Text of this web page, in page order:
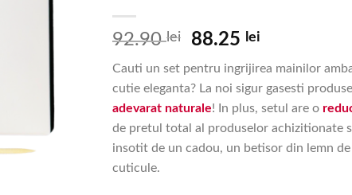
92.90lei
Prețul
a
fost:
92.90 lei.
88.25 lei
este:
88.25 lei.
Cauti un set pentru ingrijirea mainilor
cutie eleganta? La noi sigur gasesti
adevarat naturale! In plus, setul are o
de pretul total al produselor achizitionate
insotit de un cadou, un betisor din lemn
cuticule.